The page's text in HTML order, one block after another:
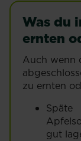
Was du
ernten
Auch wenn
zu ernten
Späte
gut